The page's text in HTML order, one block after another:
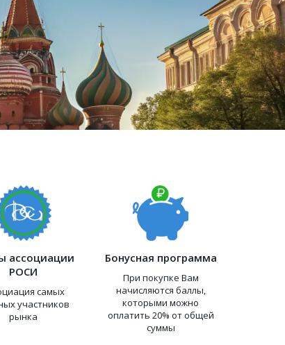
ассоциации
РОСИ
самых
участников
рынка
Бонусная программа
При покупке Вам
начисляются баллы,
которыми можно
оплатить 20% от общей
суммы